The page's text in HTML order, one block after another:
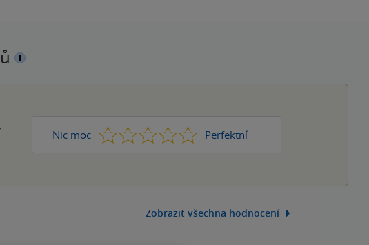
Nic moc 1 2 3 4 Perfektní
5
Zobrazit všechna hodnocení